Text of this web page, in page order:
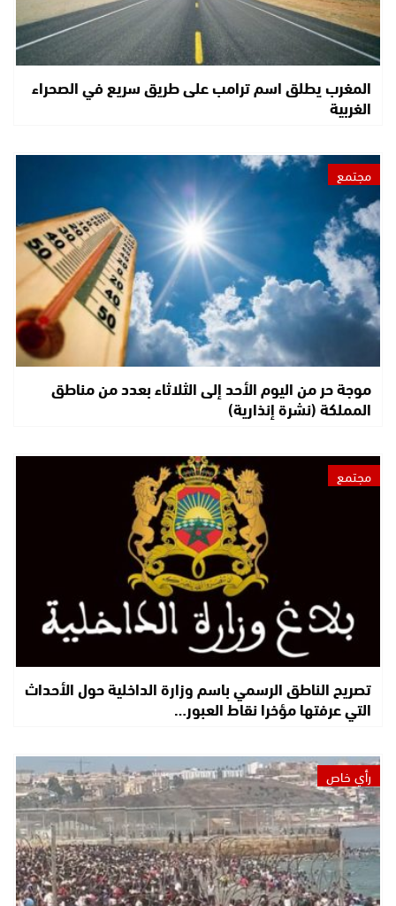
المغرب يطلق اسم ترامب على طريق سريع في الصحراء
الغربية
مجتمع
موجة حر من اليوم الأحد إلى الثلاثاء بعدد من مناطق
المملكة (نشرة إنذارية)
مجتمع
تصريح الناطق الرسمي باسم وزارة الداخلية حول الأحداث
التي عرفتها مؤخرا نقاط العبور…
رأي خاص